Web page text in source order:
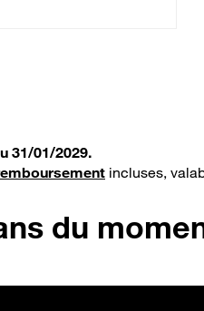
31/01/2029.
incluses,
du